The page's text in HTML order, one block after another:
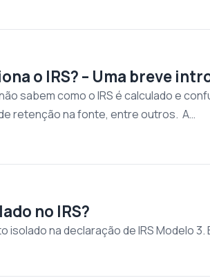
o IRS? – Uma breve
sabem como o IRS é calculado e
retenção na fonte, entre outros. A…
no IRS?
na declaração de IRS Modelo